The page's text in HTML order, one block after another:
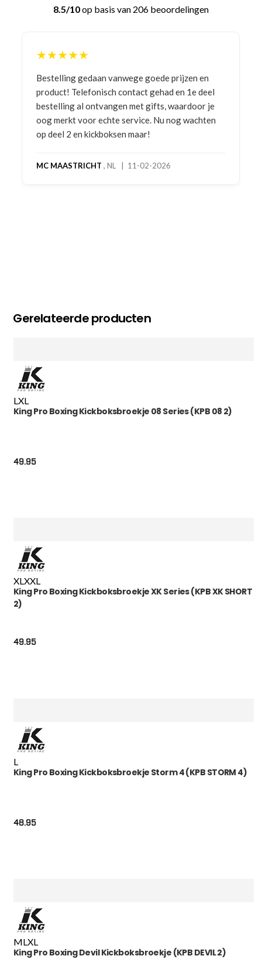
8.5/10op basis van 206 beoordelingen
★★★★★
Bestelling gedaan vanwege goede prijzen en
product! Telefonisch contact gehad en 1e deel
bestelling al ontvangen met gifts, waardoor je
oog merkt voor echte service. Nu nog wachten
op deel 2 en kickboksen maar!
MC MAASTRICHT , NL | 11-02-2026
Gerelateerde producten
L XL
King Pro Boxing Kickboksbroekje 08 Series (KPB 08 2)
49.95
XLXXL
King Pro Boxing Kickboksbroekje XK Series (KPB XK SHORT
2)
49.95
L
King Pro Boxing Kickboksbroekje Storm 4 (KPB STORM 4)
48.95
MLXL
King Pro Boxing Devil Kickboksbroekje (KPB DEVIL 2)